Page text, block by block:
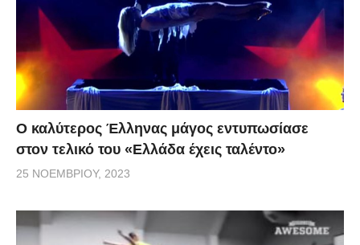
Ο καλύτερος Έλληνας μάγος εντυπωσίασε
στον τελικό του «Ελλάδα έχεις ταλέντο»
25 ΝΟΕΜΒΡΊΟΥ, 2023